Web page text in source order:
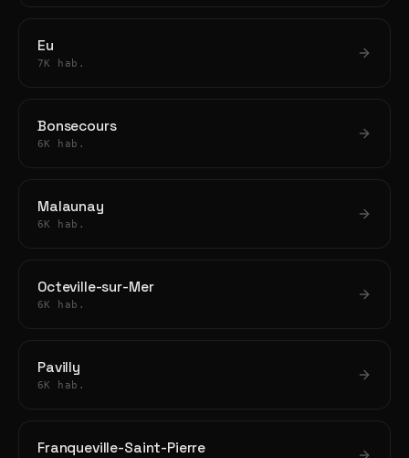
Eu
7K hab.
Bonsecours
6K hab.
Malaunay
6K hab.
Octeville-sur-Mer
6K hab.
Pavilly
6K hab.
Franqueville-Saint-Pierre